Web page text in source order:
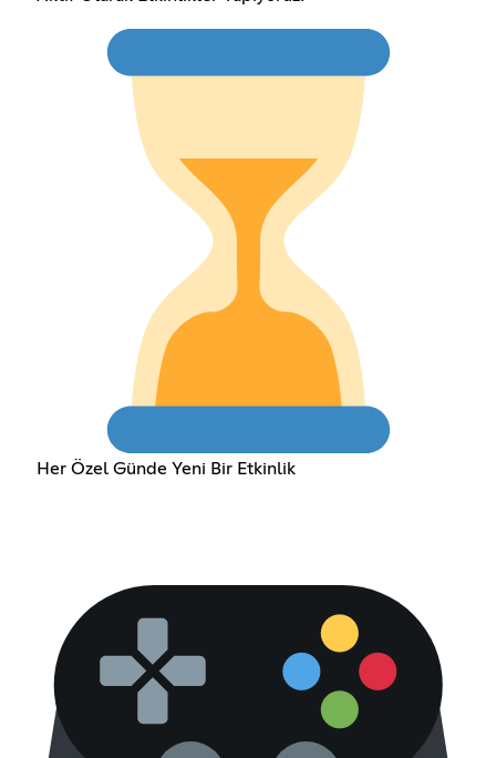
Her Özel Günde Yeni Bir Etkinlik